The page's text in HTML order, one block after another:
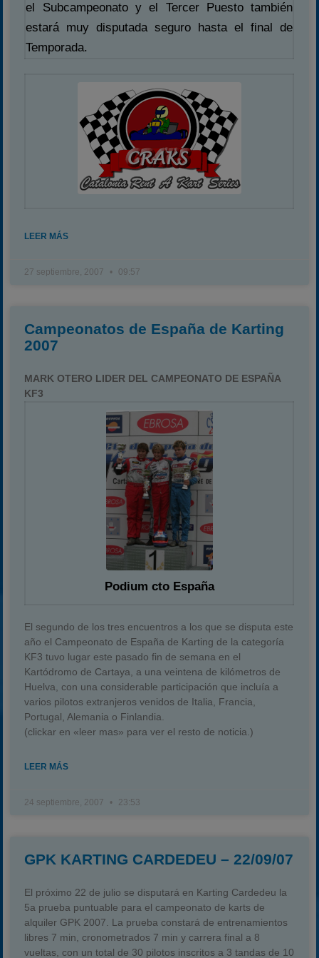
el Subcampeonato y el Tercer Puesto también
estará muy disputada seguro hasta el final de
Temporada.
LEER MÁS
27 septiembre, 2007 09:57
Campeonatos de España de Karting
2007
MARK OTERO LIDER DEL CAMPEONATO DE ESPAÑA
KF3
Podium cto España
El segundo de los tres encuentros a los que se disputa este
año el Campeonato de España de Karting de la categoría
KF3 tuvo lugar este pasado fin de semana en el
Kartódromo de Cartaya, a una veintena de kilómetros de
Huelva, con una considerable participación que incluía a
varios pilotos extranjeros venidos de Italia, Francia,
Portugal, Alemania o Finlandia.
(clickar en «leer mas» para ver el resto de noticia.)
LEER MÁS
24 septiembre, 2007 23:53
GPK KARTING CARDEDEU – 22/09/07
El próximo 22 de julio se disputará en Karting Cardedeu la
5a prueba puntuable para el campeonato de karts de
alquiler GPK 2007. La prueba constará de entrenamientos
libres 7 min, cronometrados 7 min y carrera final a 8
vueltas, con un total de 30 pilotos inscritos a 3 tandas de 10